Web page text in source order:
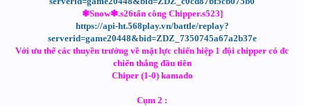
❃Snow❃.s26tấn công Chipper.s523]
https://api-ht.568play.vn/battle/replay?
serverid=game20448&bid=ZDZ_7350745a67a2b37e
Với ưu thế các thuyền trưởng về mặt lực chiến hiệp 1 đội chipper có đc
chiến thắng đầu tiên
Chiper (1-0) kamado
Cụm 2 :